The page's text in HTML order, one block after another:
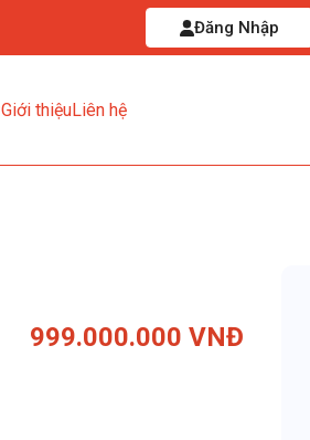
Đăng Nhập
Giới thiệuLiên hệ
999.000.000 VNĐ